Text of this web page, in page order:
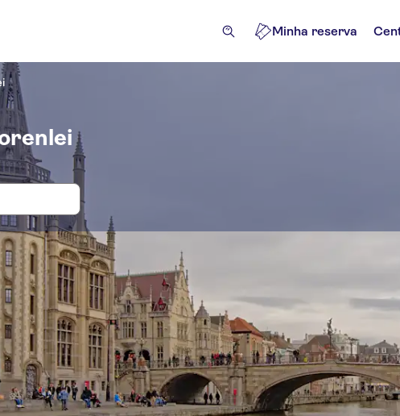
Minha reserva
bilhetes para Graslei and Korenlei
Atrações e visitas guiadas Excursões e passeios de um